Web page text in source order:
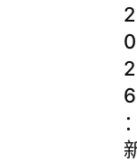
2
0
2
6